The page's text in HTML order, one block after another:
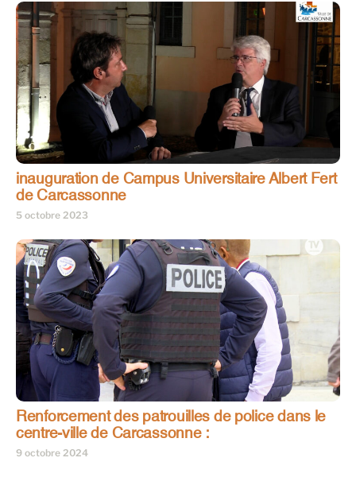
inauguration de Campus Universitaire Albert Fert
de Carcassonne
5 octobre 2023
Renforcement des patrouilles de police dans le
centre-ville de Carcassonne :
9 octobre 2024